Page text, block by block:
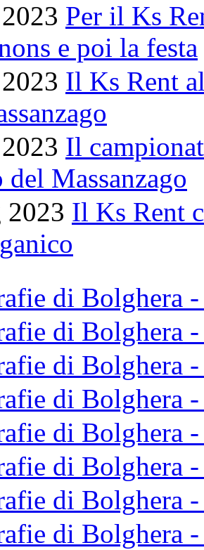
Per il Ks
e poi la festa
Il Ks Rent
Il
del Massanzago
2023 Il Ks Rent
di Bolghera
di Bolghera
di Bolghera -
di Bolghera -
di Bolghera
di Bolghera -
di Bolghera
di Bolghera